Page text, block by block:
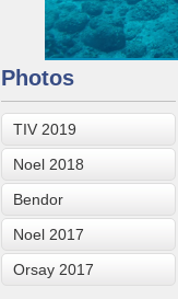
Photos
TIV 2019
Noel 2018
Bendor
Noel 2017
Orsay 2017